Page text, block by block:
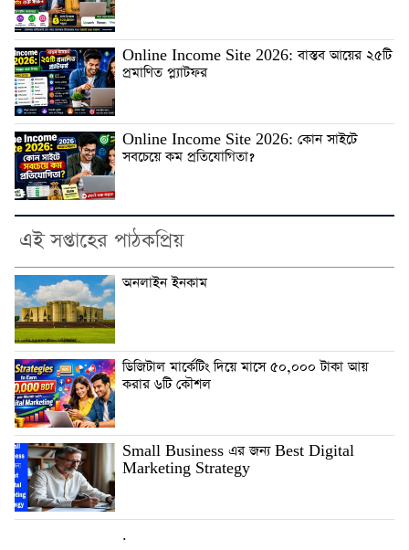
Online Income Site 2026: বাস্তব আয়ের ২৫টি
প্রমাণিত প্ল্যাটফর
Online Income Site 2026: কোন সাইটে
সবচেয়ে কম প্রতিযোগিতা?
এই সপ্তাহের পাঠকপ্রিয়
অনলাইন ইনকাম
ডিজিটাল মার্কেটিং দিয়ে মাসে ৫০,০০০ টাকা আয়
করার ৬টি কৌশল
Small Business এর জন্য Best Digital
Marketing Strategy
.